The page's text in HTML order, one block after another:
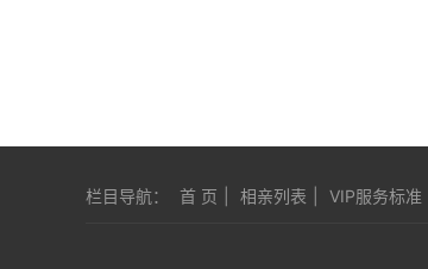
栏目导航： 首 页 相亲列表 VIP服务标准